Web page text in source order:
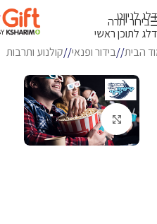
דלג לניווט
דלג לתוכן ראשי
בירור יתרה
הבית/ בידור ופנאי/ קולנוע ותרבות
לחץ להגדלה